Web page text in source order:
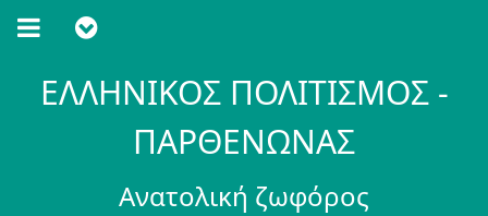
ΕΛΛΗΝΙΚΟΣ ΠΟΛΙΤΙΣΜΟΣ -
ΠΑΡΘΕΝΩΝΑΣ
Ανατολική ζωφόρος